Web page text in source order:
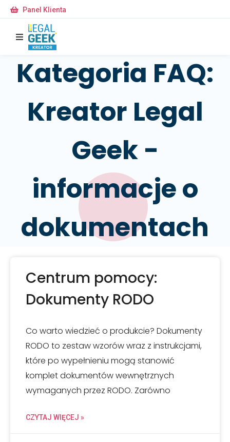
Panel Klienta
Kategoria FAQ:
Kreator Legal
Geek -
informacje o
dokumentach
Centrum pomocy:
Dokumenty RODO
Co warto wiedzieć o produkcie? Dokumenty
RODO to zestaw wzorów wraz z instrukcjami,
które po wypełnieniu mogą stanowić
komplet dokumentów wewnętrznych
wymaganych przez RODO. Zarówno
CZYTAJ WIĘCEJ »